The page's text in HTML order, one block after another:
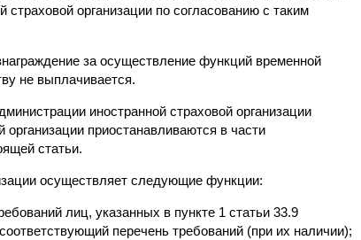
организации по согласованию с таким
за осуществление функций временной
не выплачивается.
иностранной страховой организации
приостанавливаются в части
статьи.
осуществляет следующие функции:
лиц, указанных в пункте 1 статьи 33.9
перечень требований (при их наличии);